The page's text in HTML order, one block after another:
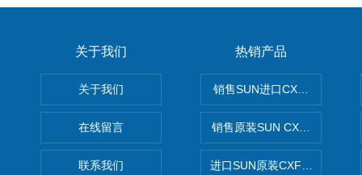
关于我们
关于我们
在线留言
联系我们
热销产品
销售SUN进口CXGDXCN插
销售原装SUN CXJAXCN全
进口SUN原装CXFAXCN导压